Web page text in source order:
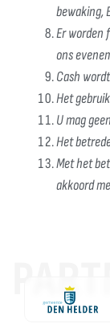
bewaking,
Er worden
ons
Cash
Het
U mag
Het
Met het
akkoord